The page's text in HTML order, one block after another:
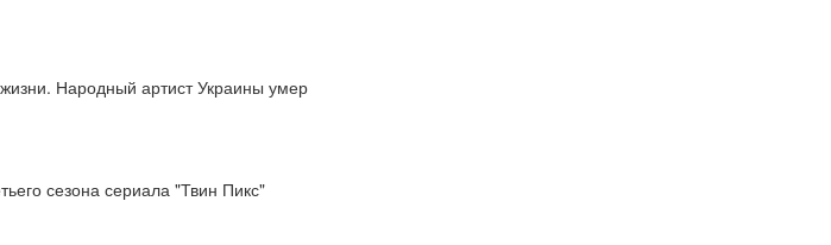
Народный артист Украины умер
сезона сериала "Твин Пикс"